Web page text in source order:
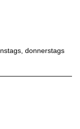
donnerstags